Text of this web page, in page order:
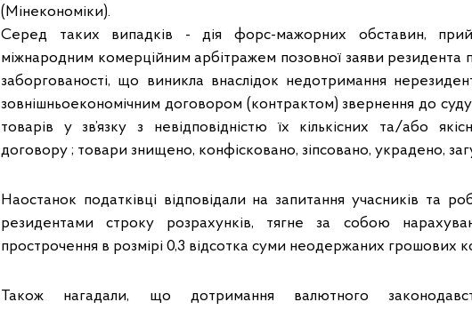
(Мінекономіки).
Серед таких випадків - дія форс-мажорних обставин,
міжнародним комерційним арбітражем позовної заяви резидента
заборгованості, що виникла внаслідок недотримання
зовнішньоекономічним договором (контрактом) звернення до
товарів у зв’язку з невідповідністю їх кількісних та/або
договору ; товари знищено, конфісковано, зіпсовано, украдено,
Наостанок податківці відповідали на запитання учасників та
резидентами строку розрахунків, тягне за собою
прострочення в розмірі 0,3 відсотка суми неодержаних грошових
Також нагадали, що дотримання валютного